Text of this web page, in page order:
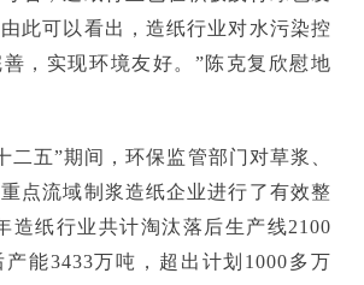
此可以看出，造纸行业对水污染控
，实现环境友好。”陈克复欣慰地
”期间，环保监管部门对草浆、
点流域制浆造纸企业进行了有效整
造纸行业共计淘汰落后生产线2100
能3433万吨，超出计划1000多万